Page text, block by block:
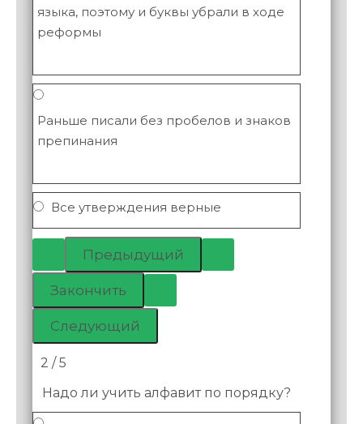
языка, поэтому и буквы убрали в ходе
реформы
Раньше писали без пробелов и знаков
препинания
Все утверждения верные
2 / 5
Надо ли учить алфавит по порядку?